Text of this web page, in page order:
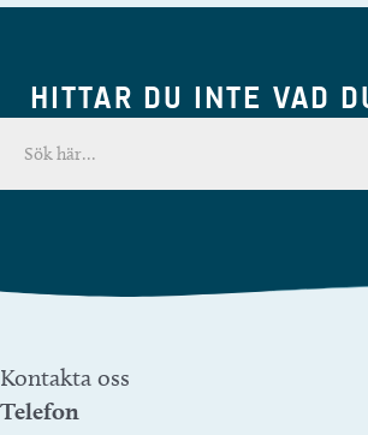
HITTAR DU INTE VAD
Kontakta oss
Telefon